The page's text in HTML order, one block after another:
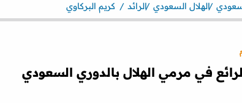
الهلال السعودي الرائد كريم البركاوي
في مرمي الهلال بالدوري السعودي